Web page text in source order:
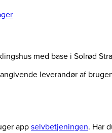
med base i Solrød
leverandør af
app selvbetjeningen. Har